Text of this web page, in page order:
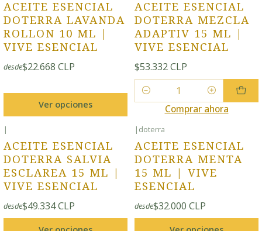
ACEITE ESENCIAL
DOTERRA LAVANDA
ROLLON 10 ML |
VIVE ESENCIAL
desde$22.668 CLP
Ver opciones
ACEITE ESENCIAL
DOTERRA MEZCLA
ADAPTIV 15 ML |
VIVE ESENCIAL
$53.332 CLP
Cantidad
Comprar ahora
|
ACEITE ESENCIAL
DOTERRA SALVIA
ESCLAREA 15 ML |
VIVE ESENCIAL
desde$49.334 CLP
| doterra
ACEITE ESENCIAL
DOTERRA MENTA
15 ML | VIVE
ESENCIAL
desde$32.000 CLP